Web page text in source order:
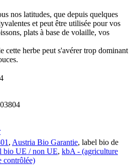
nos latitudes, que depuis quelques
et peut être utilisée pour vos
plats à base de volaille, vos
cette herbe peut s'avérer trop dominant
, Austria Bio Garantie, label bio de
bio UE / non UE, kbA - (agriculture
contrôlée)